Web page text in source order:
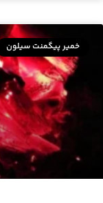
خمیر پیگمنت سیلون